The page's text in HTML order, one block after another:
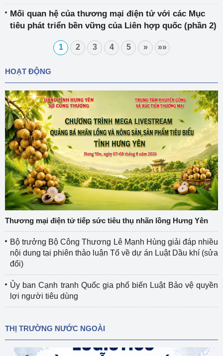
Mối quan hệ của thương mại điện tử với các Mục
tiêu phát triển bền vững của Liên hợp quốc (phần 2)
1 2 3 4 5 » »»
HOẠT ĐỘNG
Thương mại điện tử tiếp sức tiêu thụ nhãn lồng Hưng Yên
Bộ trưởng Bộ Công Thương Lê Mạnh Hùng giải đáp nhiều
nội dung tại phiên thảo luận Tổ về dự án Luật Dầu khí (sửa
đổi)
Ủy ban Cạnh tranh Quốc gia phổ biến Luật Bảo vệ quyền
lợi người tiêu dùng
THỊ TRƯỜNG NƯỚC NGOÀI